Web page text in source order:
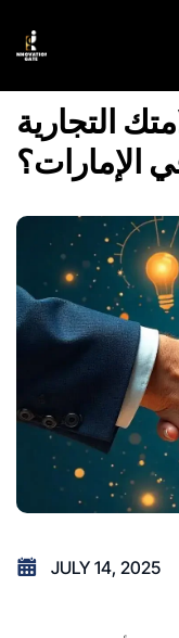
التجارية
الإمارات؟
JULY 14, 2025